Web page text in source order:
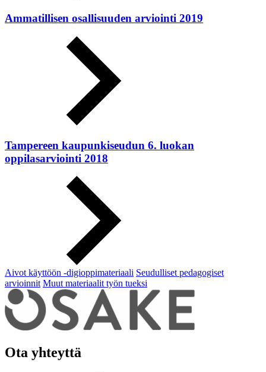
Ammatillisen osallisuuden arviointi 2019
Tampereen kaupunkiseudun 6. luokan
oppilasarviointi 2018
Aivot käyttöön -digioppimateriaali Seudulliset pedagogiset
arvioinnit Muut materiaalit työn tueksi
Ota yhteyttä